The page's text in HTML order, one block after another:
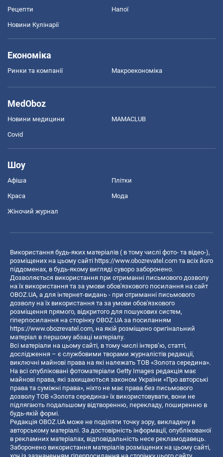
Рецепти Напої
Новини Кулінарії
Економіка
Ринки та компанії Макроекономіка
MedOboz
Новини медицини MAMACLUB
Covid
Шоу
Афіша Плітки
Краса Мода
Жіночий журнал
Використання будь-яких матеріалів ( в тому числі фото- та відео-),
розміщених на цьому сайті https://www.obozrevatel.com та всіх його
піддоменах, в будь-якому вигляді суворо заборонено.
Дозволяється використання при отриманні письмового дозволу
на їх використання та за умови обов'язкового посилання на сайт
OBOZ.UA, а для інтернет-видань - при отриманні письмового
дозволу на їх використання та за умови обов'язкового
розміщення прямого, відкритого для пошукових систем,
гіперпосилання на сторінку OBOZ.UA за посиланням
https://www.obozrevatel.com, на якій розміщено оригінальний
матеріал в першому абзаці матеріалу.
Всі матеріали на цьому сайті, в тому числі інтерв’ю, статті,
дослідження – є службовими творами журналістів редакції,
виключні майнові права на які належать ТОВ «Золота середина».
На всі опубліковані фотоматеріали Getty Images редакція має
майнові права, які захищаються законом України «Про авторські
права та суміжні права», ніхто не має права без письмового
дозволу ТОВ «Золота середина» їх використовувати, вони не
підлягають подальшому відтворенню, перекладу, поширенню в
будь-якій формі.
Редакція OBOZ.UA може не поділяти точку зору, викладену в
авторському матеріалі. За достовірність інформації, опублікованої
в рекламних матеріалах, відповідальність несе рекламодавець.
Заборонено використання матеріалів розміщених на цьому сайті,